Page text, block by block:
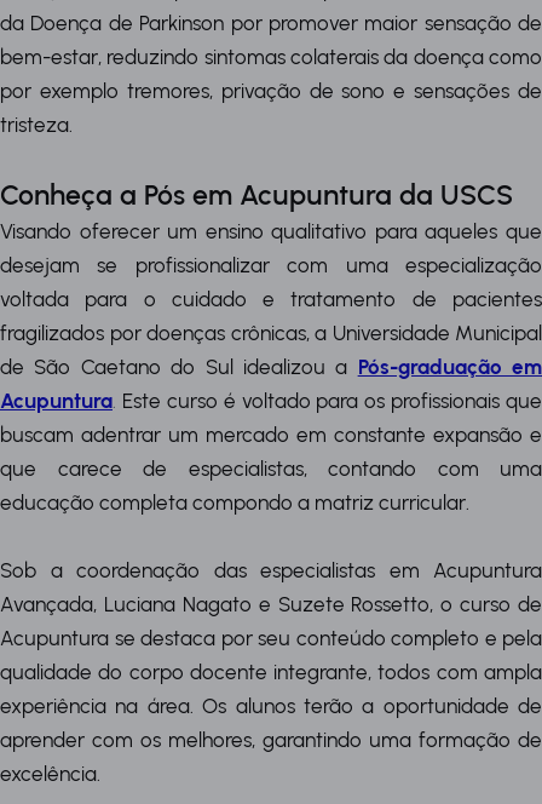
da Doença de Parkinson por promover maior sensação de
bem-estar, reduzindo sintomas colaterais da doença como
por exemplo tremores, privação de sono e sensações de
tristeza.
Conheça a Pós em Acupuntura da USCS
Visando oferecer um ensino qualitativo para aqueles que
desejam se profissionalizar com uma especialização
voltada para o cuidado e tratamento de pacientes
fragilizados por doenças crônicas, a Universidade Municipal
de São Caetano do Sul idealizou a Pós-graduação em
Acupuntura. Este curso é voltado para os profissionais que
buscam adentrar um mercado em constante expansão e
que carece de especialistas, contando com uma
educação completa compondo a matriz curricular.
Sob a coordenação das especialistas em Acupuntura
Avançada, Luciana Nagato e Suzete Rossetto, o curso de
Acupuntura se destaca por seu conteúdo completo e pela
qualidade do corpo docente integrante, todos com ampla
experiência na área. Os alunos terão a oportunidade de
aprender com os melhores, garantindo uma formação de
excelência.